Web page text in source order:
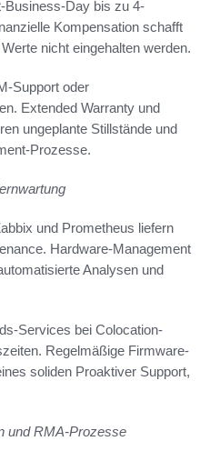
Business-Day bis zu 4-
Kompensation schafft
nicht eingehalten werden.
Support oder
Extended Warranty und
ungeplante Stillstände und
Prozesse.
und Prometheus liefern
Hardware-Management
Analysen und
Services bei Colocation-
Regelmäßige Firmware-
soliden Proaktiver Support,
und RMA-Prozesse